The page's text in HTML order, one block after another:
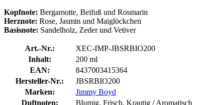
Kopfnote: Bergamotte, Beifuß und Rosmarin
Herznote: Rose, Jasmin und Maiglöckchen
Basisnote: Sandelholz, Zeder und Vetiver
Art.-Nr.:
XEC-IMP-JBSRBIO200
Inhalt:
200 ml
EAN:
8437003415364
Hersteller-Nr.:
JBSRBIO200
Marken:
Jimmy Boyd
Duftnoten:
Blumig, Frisch, Krautig / Aromatisch